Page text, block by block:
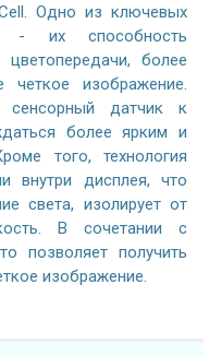
Одно из ключевых
- их способность
более
изображение.
сенсорный датчик к
более ярким и
того, технология
внутри дисплея, что
света, изолирует от
В сочетании с
позволяет получить
изображение.